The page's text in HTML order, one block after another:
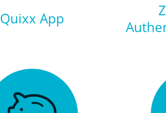
Quixx App